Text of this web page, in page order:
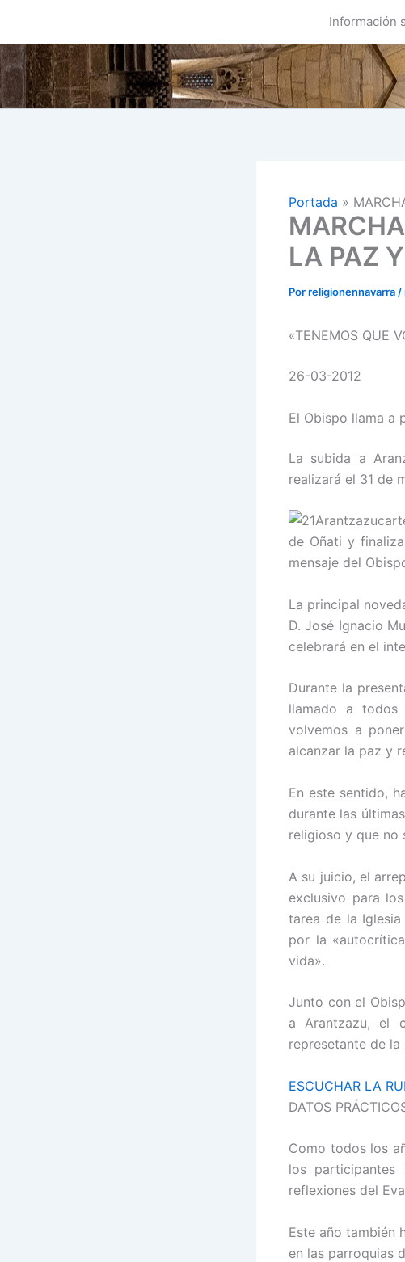
contenido
Información
Portada »
LA PAZ
Porreligionennavarra /
«TENEMOS QUE
26-03-2012
El Obispo llama a
La subida a
realizará el 31 de
de Oñati y
mensaje del
La principal
D. José Ignacio
celebrará en el
Durante la
llamado a
volvemos a
alcanzar la paz y
En este sentido,
durante las
religioso y que no
A su juicio, el
exclusivo para
tarea de la
por la
vida».
Junto con el
a Arantzazu, el
represetante de la
ESCUCHAR LA
DATOS
Como todos los
los participantes
reflexiones del
Este año también
en las parroquias